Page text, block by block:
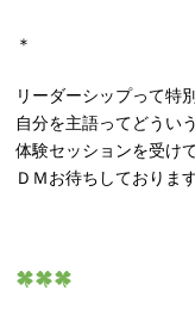
＊
リーダーシップって特
自分を主語ってどうい
体験セッションを受け
ＤＭお待ちしております